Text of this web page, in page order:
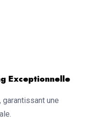
Exceptionnelle
, garantissant une